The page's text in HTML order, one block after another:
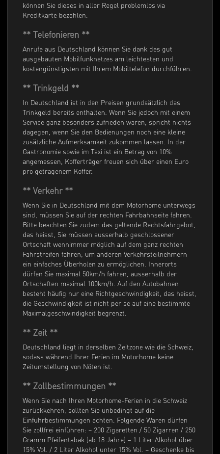
können Sie dieses in aller Regel problemlos via
Kreditkarte bezahlen.
** Telefonieren **
Anrufe aus Deutschland können Sie dank des gut
ausgebauten Mobilfunknetzes am leichtesten und
kostengünstigsten mit Ihrem Mobiltelefon durchführen.
** Trinkgeld **
In Deutschland ist in den Preisen grundsätzlich das
Trinkgeld bereits enthalten. Wenn Sie jedoch mit einem
Service ganz besonders zufrieden waren, spricht nichts
dagegen, wenn Sie den Bedienungen noch eine kleine
zusätzliche Aufmerksamkeit zukommen lassen. In der
Gastronomie sowie im Taxi ist ein Betrag von 10%
angemessen, Kofferträger freuen sich über einen Euro
pro getragenem Koffer.
** Verkehr **
Wenn Sie in Deutschland mit dem Motorhome unterwegs
sind, müssen Sie auf der rechten Fahrbahnseite fahren.
Bitte beachten Sie zudem das geltende Rechtsfahrgebot,
das heisst, Sie müssen ausserhalb geschlossener
Ortschaft wennimmer möglich auf dem ganz rechten
Fahrstreifen fahren, um anderen Verkehrsteilnehmern
ein einfaches Überholen zu ermöglichen. Innerorts
dürfen Sie maximal 50km/h fahren, ausserhalb der
Ortschaften maximal 100km/h. Auf den Autobahnen
besteht häufig nur eine Richtgeschwindigkeit, das heisst,
die Geschwindigkeit ist nicht per se auf eine bestimmte
Maximalgeschwindigkeit begrenzt.
** Zeit **
Deutschland liegt in derselben Zeitzone wie die Schweiz,
sodass während Ihrer Ferien im Motorhome keine
Zeitumstellung von Nöten ist.
** Zollbestimmungen **
Wenn Sie nach Ihren Motorhome-Ferien in die Schweiz
zurückkehren, sollten Sie unbedingt auf die
Einfuhrbestimmungen achten. Folgende Waren dürfen
Sie zollfrei einführen: – 200 Zigaretten / 50 Zigarren / 250
Gramm Pfeifentabak (ab 18 Jahre) – 1 Liter Alkohol über
15% Vol. / 2 Liter Alkohol unter 15% Vol. – Geschenke bis